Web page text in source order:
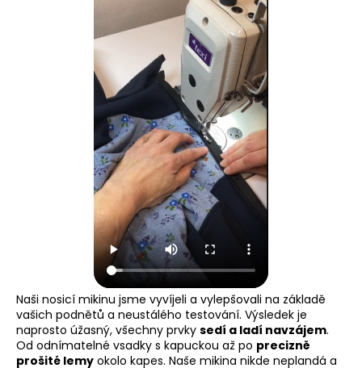
Naši nosicí mikinu jsme vyvíjeli a vylepšovali na základě
vašich podnětů a neustálého testování. Výsledek je
naprosto úžasný, všechny prvky sedí a ladí navzájem.
Od odnímatelné vsadky s kapuckou až po precizně
prošité lemy okolo kapes. Naše mikina nikde neplandá a